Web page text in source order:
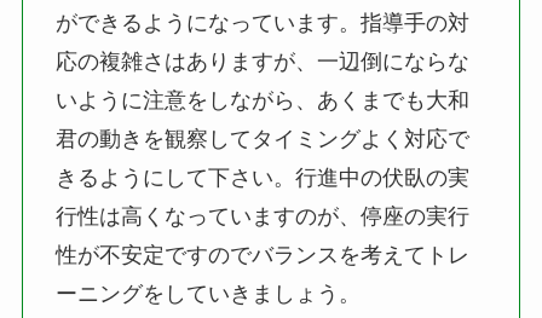
ができるようになっています。指導手の対
応の複雑さはありますが、一辺倒にならな
いように注意をしながら、あくまでも大和
君の動きを観察してタイミングよく対応で
きるようにして下さい。行進中の伏臥の実
行性は高くなっていますのが、停座の実行
性が不安定ですのでバランスを考えてトレ
ーニングをしていきましょう。